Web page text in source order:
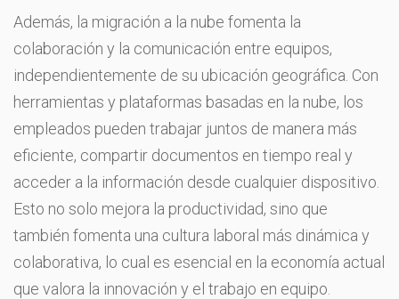
Además, la migración a la nube fomenta la
colaboración y la comunicación entre equipos,
independientemente de su ubicación geográfica. Con
herramientas y plataformas basadas en la nube, los
empleados pueden trabajar juntos de manera más
eficiente, compartir documentos en tiempo real y
acceder a la información desde cualquier dispositivo.
Esto no solo mejora la productividad, sino que
también fomenta una cultura laboral más dinámica y
colaborativa, lo cual es esencial en la economía actual
que valora la innovación y el trabajo en equipo.